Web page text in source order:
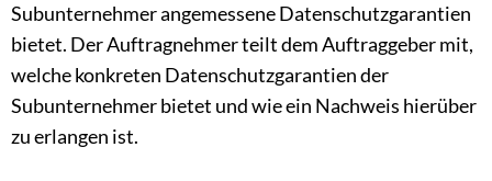
Subunternehmer angemessene Datenschutzgarantien
bietet. Der Auftragnehmer teilt dem Auftraggeber mit,
welche konkreten Datenschutzgarantien der
Subunternehmer bietet und wie ein Nachweis hierüber
zu erlangen ist.